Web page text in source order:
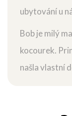
ubytování u
Bob je milý
kocourek.
našla vlastní